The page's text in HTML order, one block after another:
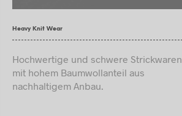
Heavy Knit Wear
Hochwertige und schwere Strickwaren
mit hohem Baumwollanteil aus
nachhaltigem Anbau.